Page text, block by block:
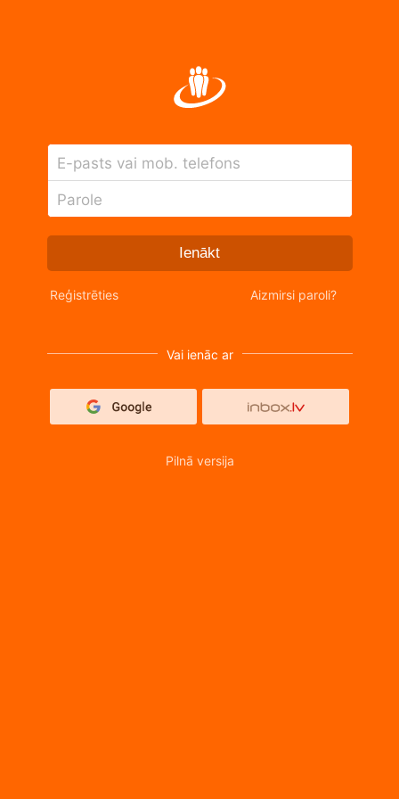
E-pasts vai mob. telefons
Parole
Ienākt
Reģistrēties Aizmirsi paroli?
Vai ienāc ar
Pilnā versija